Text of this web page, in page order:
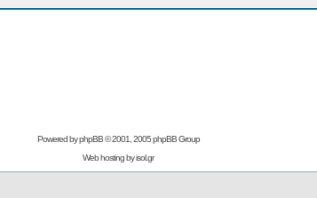
Powered byphpBB© 2001, 2005 phpBB Group
Web hosting byisol.gr